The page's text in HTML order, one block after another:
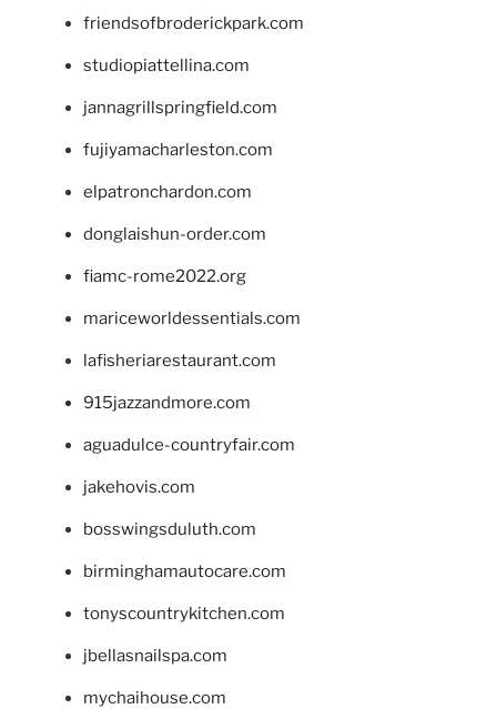
friendsofbroderickpark.com
studiopiattellina.com
jannagrillspringfield.com
fujiyamacharleston.com
elpatronchardon.com
donglaishun-order.com
fiamc-rome2022.org
mariceworldessentials.com
lafisheriarestaurant.com
915jazzandmore.com
aguadulce-countryfair.com
jakehovis.com
bosswingsduluth.com
birminghamautocare.com
tonyscountrykitchen.com
jbellasnailspa.com
mychaihouse.com